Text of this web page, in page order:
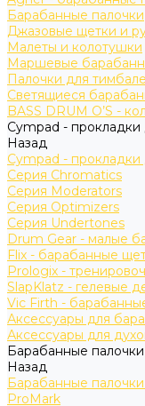
Барабанные палочки
Джазовые щетки и
Малеты и колотушки
Маршевые
Палочки для
Светящиеся
BASS DRUM O’S -
Cympad - прокладки
Назад
Cympad - прокладки
Серия Chromatics
Серия Moderators
Серия Optimizers
Серия Undertones
Drum Gear - малые
Flix - барабанные
Prologix -
SlapKlatz - гелевые
Vic Firth -
Аксессуары для
Аксессуары для
Барабанные
Назад
Барабанные
ProMark